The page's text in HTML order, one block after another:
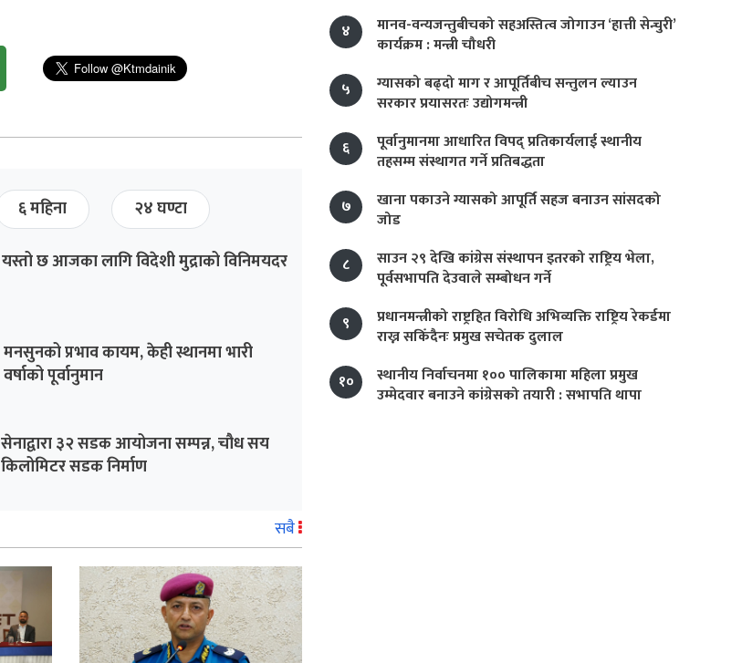
६ महिना २४ घण्टा
यस्तो छ आजका लागि विदेशी मुद्राको विनिमयदर
मनसुनको प्रभाव कायम, केही स्थानमा भारी
वर्षाको पूर्वानुमान
सेनाद्वारा ३२ सडक आयोजना सम्पन्न, चौध सय
किलोमिटर सडक निर्माण
सबै
४
मानव-वन्यजन्तुबीचको सहअस्तित्व जोगाउन ‘हात्ती सेन्चुरी’
कार्यक्रम : मन्त्री चौधरी
५
ग्यासको बढ्दो माग र आपूर्तिबीच सन्तुलन ल्याउन
सरकार प्रयासरतः उद्योगमन्त्री
६
पूर्वानुमानमा आधारित विपद् प्रतिकार्यलाई स्थानीय
तहसम्म संस्थागत गर्ने प्रतिबद्धता
७
खाना पकाउने ग्यासको आपूर्ति सहज बनाउन सांसदको
जोड
८
साउन २९ देखि कांग्रेस संस्थापन इतरको राष्ट्रिय भेला,
पूर्वसभापति देउवाले सम्बोधन गर्ने
९
प्रधानमन्त्रीको राष्ट्रहित विरोधि अभिव्यक्ति राष्ट्रिय रेकर्डमा
राख्न सकिँदैनः प्रमुख सचेतक दुलाल
१०
स्थानीय निर्वाचनमा १०० पालिकामा महिला प्रमुख
उम्मेदवार बनाउने कांग्रेसको तयारी : सभापति थापा